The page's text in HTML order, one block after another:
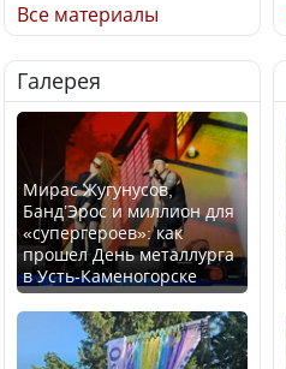
Будут ли представлены
интересы регионов в
Курултае?
Ең төменгі жалақы,
алимент, экология: жеті
партия сайлаушылармен
нені талқылап жатыр?
Все материалы
Галерея
Мирас Жугунусов,
Банд’Эрос и миллион для
«супергероев»: как
прошел День металлурга
в Усть-Каменогорске